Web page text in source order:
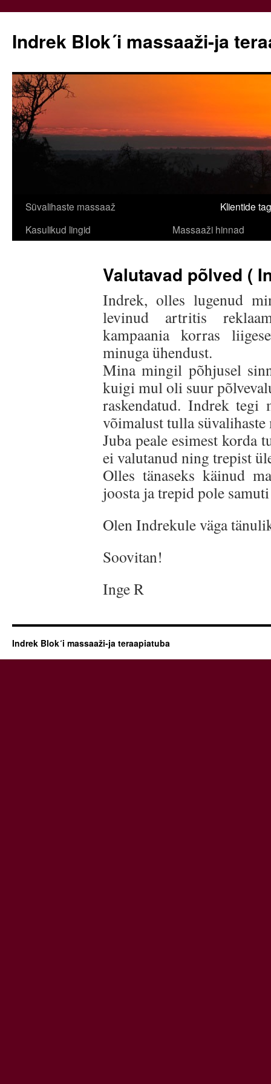
Indrek Blok´i massaaži-ja
Liigu
sisu
Süvalihaste massaaž
Klientide
Kasulikud lingid
Massaaži hinnad
Valutavad põlved (
Indrek, olles lugenud
levinud artritis
kampaania korras
minuga ühendust.
Mina mingil põhjusel
kuigi mul oli suur
raskendatud. Indrek tegi
võimalust tulla süvalihaste
Juba peale esimest korda
ei valutanud ning trepist
Olles tänaseks käinud
joosta ja trepid pole
Olen Indrekule väga
Soovitan!
Inge R
Indrek Blok´i massaaži-ja teraapiatuba